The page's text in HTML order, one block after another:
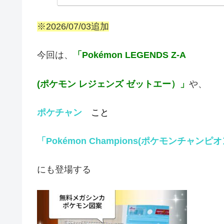
※2026/07/03追加
今回は、 「Pokémon LEGENDS Z-A
(ポケモン レジェンズ ゼットエー） 」 や、
ポケチャン こと
「Pokémon Champions(ポケモンチャンピオ
にも登場する